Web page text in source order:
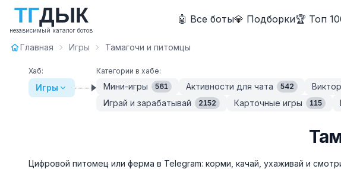
ТГДЫК
независимый каталог ботов
🤖 Все боты💎 Подборки🏆 Топ
Главная Игры Тамагочи и питомцы
Хаб:
Игры
Категории в хабе:
Мини-игры 561 Активности для чата 542
Играй и зарабатывай 2152 Карточные игры 115
Цифровой питомец или ферма в Telegram: корми, качай, ухаживай и